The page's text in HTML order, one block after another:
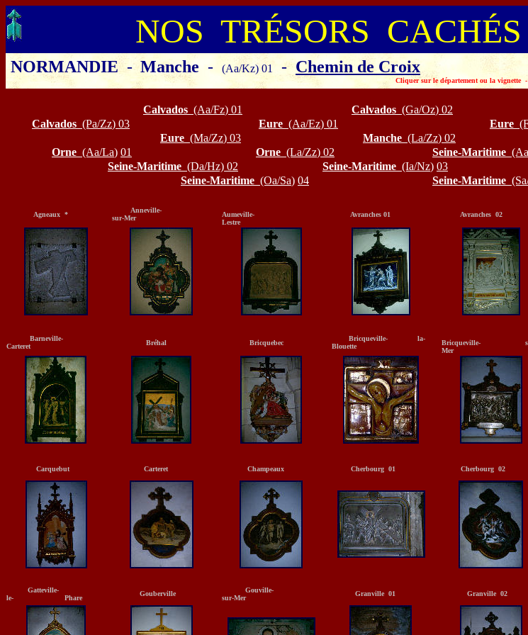
NOS TRÉSORS CACHÉS
NORMANDIE - Manche - (Aa/Kz) 01 - Chemin de Croix
Cliquer sur le département ou la vignette - * : oeuvre
Calvados (Aa/Fz) 01 Calvados (Ga/Oz) 02
Calvados (Pa/Zz) 03 Eure (Aa/Ez) 01 Eure
Eure (Ma/Zz) 03 Manche (La/Zz) 02
Orne (Aa/La) 01 Orne (La/Zz) 02 Seine-Maritime
Seine-Maritime (Da/Hz) 02 Seine-Maritime (Ia/Nz) 03
Seine-Maritime (Oa/Sa) 04 Seine-Maritime
Agneaux *
Anneville-
sur-Mer
Aumeville-
Lestre
Avranches 01 Avranches 02
Barneville-
Carteret
Bréhal Bricquebec
Bricqueville- la-
Blouette
Bricqueville-
Mer
Carquebut Carteret Champeaux Cherbourg 01 Cherbourg 02
Gatteville-
le- Phare
Gouberville
Gouville-
sur-Mer
Granville 01 Granville 02